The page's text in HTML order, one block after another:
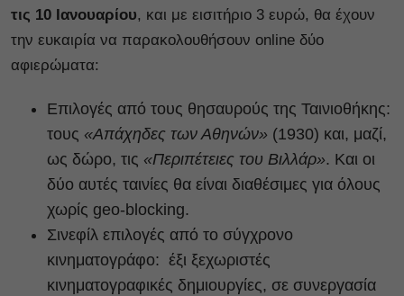
τις 10 Ιανουαρίου, και με εισιτήριο 3 ευρώ, θα έχουν
την ευκαιρία να παρακολουθήσουν online δύο
αφιερώματα:
Επιλογές από τους θησαυρούς της Ταινιοθήκης:
τους «Απάχηδες των Αθηνών» (1930) και, μαζί,
ως δώρο, τις «Περιπέτειες του Βιλλάρ». Και οι
δύο αυτές ταινίες θα είναι διαθέσιμες για όλους
χωρίς geo-blocking.
Σινεφίλ επιλογές από το σύγχρονο
κινηματογράφο: έξι ξεχωριστές
κινηματογραφικές δημιουργίες, σε συνεργασία